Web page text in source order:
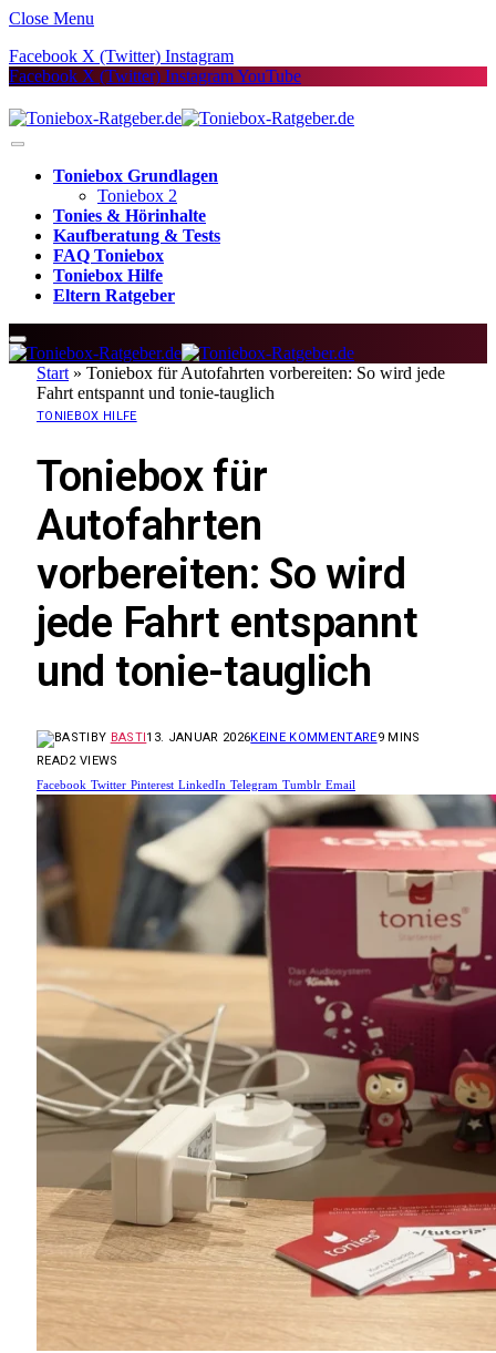
Close Menu
Facebook X (Twitter) Instagram
Facebook X (Twitter) InstagramYouTube
Toniebox Grundlagen
Toniebox 2
Tonies & Hörinhalte
Kaufberatung & Tests
FAQ Toniebox
Toniebox Hilfe
Eltern Ratgeber
Start » Toniebox für Autofahrten vorbereiten: So wird jede
Fahrt entspannt und tonie-tauglich
TONIEBOX HILFE
Toniebox für
Autofahrten
vorbereiten: So wird
jede Fahrt entspannt
und tonie-tauglich
BY BASTI13. JANUAR 2026KEINE KOMMENTARE9 MINS
READ2 VIEWS
Facebook Twitter Pinterest LinkedIn Telegram Tumblr Email